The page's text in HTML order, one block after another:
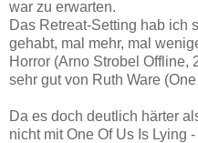
war zu erwarten.
Das Retreat-Setting hab ich
gehabt, mal mehr, mal
Horror (Arno Strobel Offline,
sehr gut von Ruth Ware
Da es doch deutlich härter
nicht mit One Of Us Is Lying